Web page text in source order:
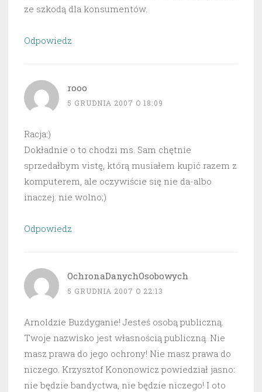
ze szkodą dla konsumentów.
Odpowiedz
rooo
5 GRUDNIA 2007 O 18:09
Racja:)
Dokładnie o to chodzi ms. Sam chętnie
sprzedałbym vistę, którą musiałem kupić razem z
komputerem, ale oczywiście się nie da-albo
inaczej: nie wolno;)
Odpowiedz
OchronaDanychOsobowych
5 GRUDNIA 2007 O 22:13
Arnoldzie Buzdyganie! Jesteś osobą publiczną.
Twoje nazwisko jest własnością publiczną. Nie
masz prawa do jego ochrony! Nie masz prawa do
niczego. Krzysztof Kononowicz powiedział jasno:
nie będzie bandyctwa, nie będzie niczego! I oto